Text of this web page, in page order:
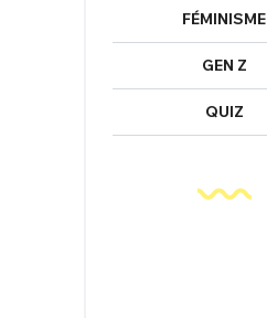
FÉMINISME
GEN Z
QUIZ